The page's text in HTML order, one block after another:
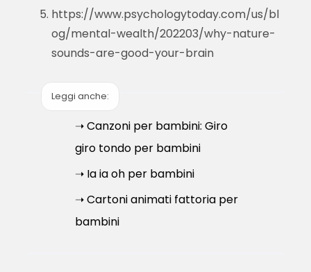
https://www.psychologytoday.com/us/bl
og/mental-wealth/202203/why-nature-
sounds-are-good-your-brain
Leggi anche:
➝ Canzoni per bambini: Giro
giro tondo per bambini
➝ Ia ia oh per bambini
➝ Cartoni animati fattoria per
bambini